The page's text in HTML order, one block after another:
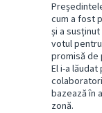
cum a fost
și a
votul
promisă de
El i-a
bazează în
zonă.